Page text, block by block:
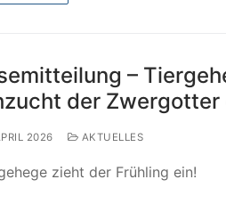
–
der
2026 AKTUELLES
zieht der Frühling ein!